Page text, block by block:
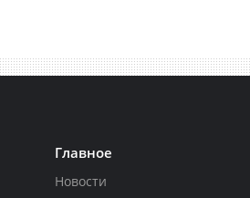
Главное
Новости